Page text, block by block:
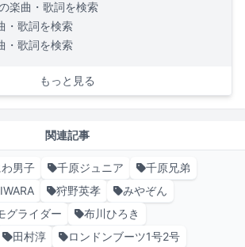
楽曲・歌詞を検索
・歌詞を検索
・歌詞を検索
もっと見る
関連記事
男子 千原ジュニア
千原兄弟
狩野英孝
みやぞん
グライダー
布川ひろき
田村淳
ロンドンブーツ1号2号